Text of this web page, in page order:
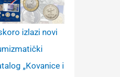
izlazi novi
„Kovanice i